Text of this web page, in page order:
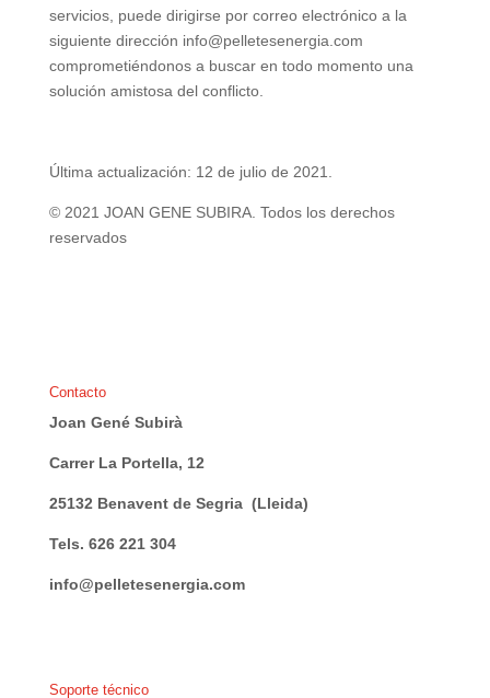
servicios, puede dirigirse por correo electrónico a la
siguiente dirección info@pelletesenergia.com
comprometiéndonos a buscar en todo momento una
solución amistosa del conflicto.
Última actualización: 12 de julio de 2021.
© 2021 JOAN GENE SUBIRA. Todos los derechos
reservados
Contacto
Joan Gené Subirà
Carrer La Portella, 12
25132 Benavent de Segria (Lleida)
Tels. 626 221 304
info@pelletesenergia.com
Soporte técnico